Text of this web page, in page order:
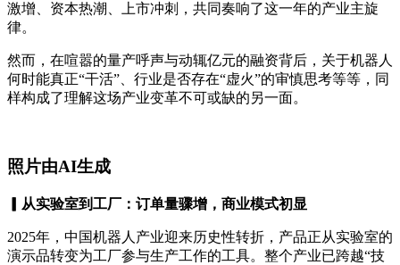
激增、资本热潮、上市冲刺，共同奏响了这一年的产业主旋
律。
然而，在喧嚣的量产呼声与动辄亿元的融资背后，关于机器人
何时能真正“干活”、行业是否存在“虚火”的审慎思考等等，同
样构成了理解这场产业变革不可或缺的另一面。
照片由AI生成
▎从实验室到工厂：订单量骤增，商业模式初显
2025年，中国机器人产业迎来历史性转折，产品正从实验室的
演示品转变为工厂参与生产工作的工具。整个产业已跨越“技